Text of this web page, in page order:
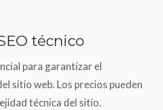
técnico
para garantizar el
sitio web. Los precios pueden
técnica del sitio.